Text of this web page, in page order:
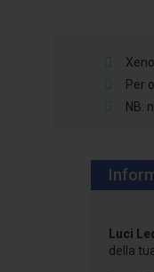
Per
NB:
Luci
della